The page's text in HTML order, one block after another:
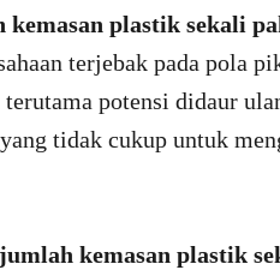
kemasan plastik sekali
terjebak pada pola
potensi didaur
tidak cukup untuk
kemasan plastik